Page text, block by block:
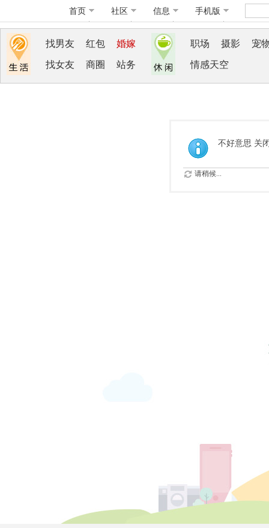
首页 社区 信息 手机版
找男友 红包 婚嫁
找女友 商圈 站务
职场 摄影 宠
情感天空
不好意思 关
请稍候...